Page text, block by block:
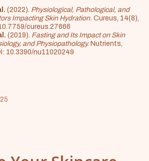
(2022). Physiological, Pathological, and
Impacting Skin Hydration. Cureus, 14(8),
cureus.27666
(2019). Fasting and Its Impact on Skin
and Physiopathology. Nutrients,
10.3390/nu11020249